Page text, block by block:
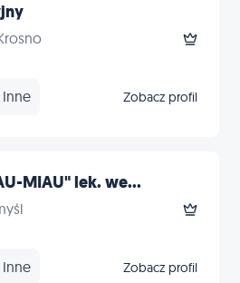
Inne Zobacz profil
MIAU" lek. we...
Inne Zobacz profil